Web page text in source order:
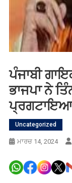
ਪੰਜਾਬੀ
ਭਾਜਪਾ ਨੇ
ਪ੍ਰਗਟਾਇਆ
Uncategorized
ਮਾਰਚ 14, 2024